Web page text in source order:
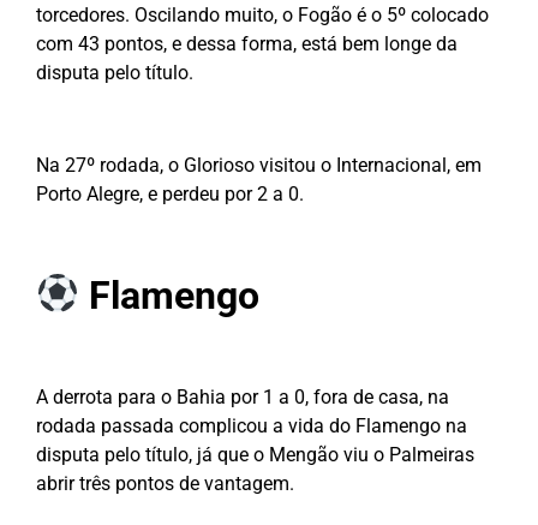
torcedores. Oscilando muito, o Fogão é o 5º colocado
com 43 pontos, e dessa forma, está bem longe da
disputa pelo título.
Na 27º rodada, o Glorioso visitou o Internacional, em
Porto Alegre, e perdeu por 2 a 0.
Flamengo
A derrota para o Bahia por 1 a 0, fora de casa, na
rodada passada complicou a vida do Flamengo na
disputa pelo título, já que o Mengão viu o Palmeiras
abrir três pontos de vantagem.